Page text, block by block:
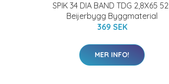
SPIK 34 DIA BAND TDG 2,8X65 52 |
Beijerbygg Byggmaterial
369 SEK
MER INFO!